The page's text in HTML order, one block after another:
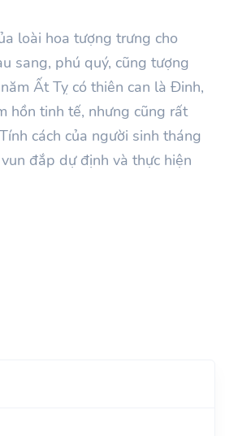
loài hoa tượng trưng cho
sang, phú quý, cũng tượng
năm Ất Tỵcó thiên can là Đinh,
hồn tinh tế, nhưng cũng rất
cách của người sinh tháng
đắp dự định và thực hiện